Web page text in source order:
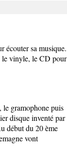
écouter sa musique.
le vinyle, le CD pour
le gramophone puis
disque inventé par
début du 20 ème
vont